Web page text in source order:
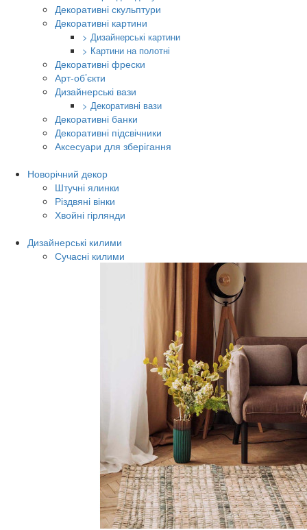
Декоративні скульптури
Декоративні картини
> Дизайнерські картини
> Картини на полотні
Декоративні фрески
Арт-об’єкти
Дизайнерські вази
> Декоративні вази
Декоративні банки
Декоративні підсвічники
Аксесуари для зберігання
Новорічний декор
Штучні ялинки
Різдвяні вінки
Хвойні гірлянди
Дизайнерські килими
Сучасні килими